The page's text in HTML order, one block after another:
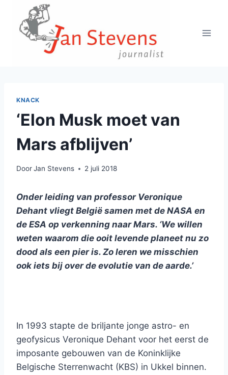
Doorgaan
inhoud
KNACK
‘Elon Musk moet van
Mars afblijven’
DoorJan Stevens 2 juli 2018
Onder leiding van professor Veronique
Dehant vliegt België samen met de NASA en
de ESA op verkenning naar Mars. ‘We willen
weten waarom die ooit levende planeet nu zo
dood als een pier is. Zo leren we misschien
ook iets bij over de evolutie van de aarde.’
In 1993 stapte de briljante jonge astro- en
geofysicus Veronique Dehant voor het eerst de
imposante gebouwen van de Koninklijke
Belgische Sterrenwacht (KBS) in Ukkel binnen.